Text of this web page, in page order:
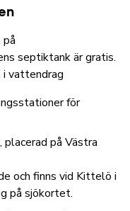
septiktank är gratis.
vattendrag
för
på Västra
och finns vid Kittelö i
på sjökortet.